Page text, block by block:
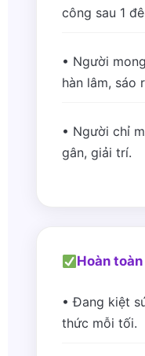
công sau 1
• Người
hàn lâm, sáo
• Người chỉ
gân, giải trí.
Hoàn
• Đang kiệt
thức mỗi tối.